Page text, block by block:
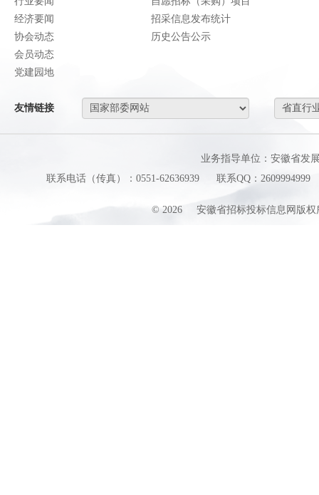
经济要闻
协会动态
会员动态
党建园地
招采信息发布统计
历史公告公示
友情链接
业务指导单位：安徽省发
联系电话（传真）：0551-62636939
联系QQ：2609994999
© 2026 安徽省招标投标信息网版